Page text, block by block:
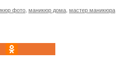
фото маникюр дома мастер маникюра